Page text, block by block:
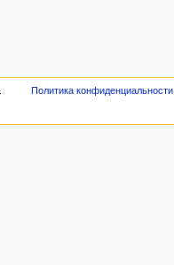
Политика конфиденциальности